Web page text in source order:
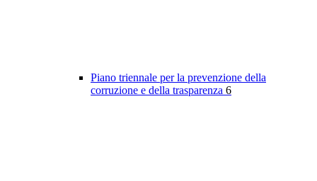
Piano triennale per la prevenzione della
corruzione e della trasparenza 6